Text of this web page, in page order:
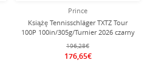
Prince
Książę Tennisschläger TXTZ Tour
100P 100in/305g/Turnier 2026 czarny
196,28€
176,65€